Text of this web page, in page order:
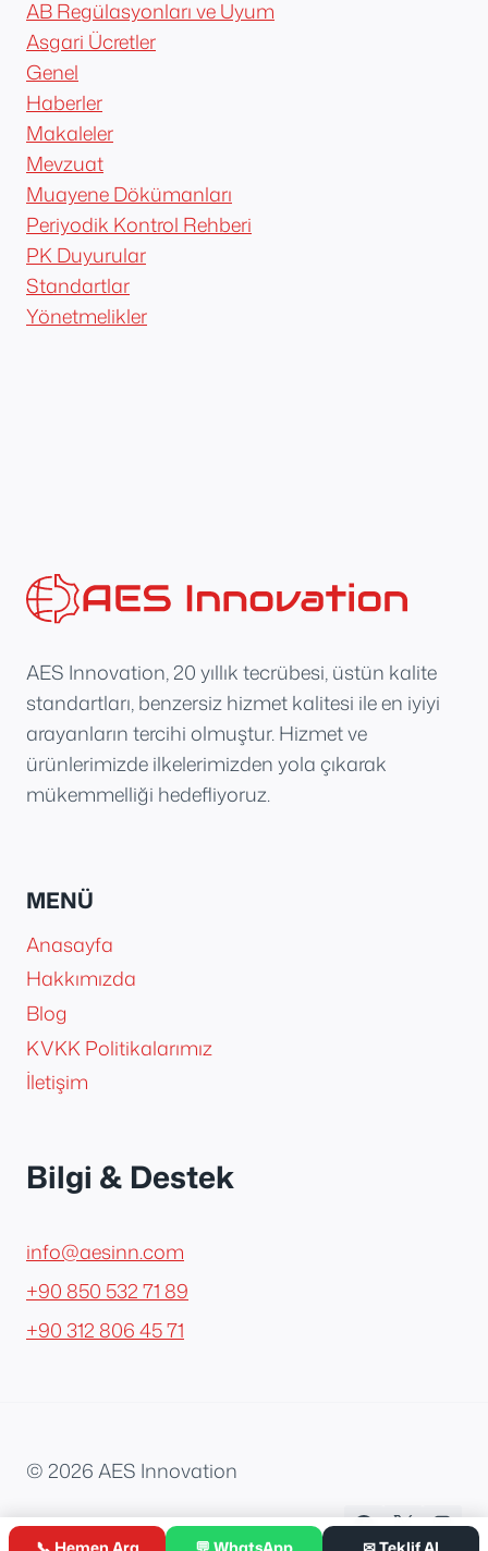
AB Regülasyonları ve Uyum
Asgari Ücretler
Genel
Haberler
Makaleler
Mevzuat
Muayene Dökümanları
Periyodik Kontrol Rehberi
PK Duyurular
Standartlar
Yönetmelikler
AES Innovation, 20 yıllık tecrübesi, üstün kalite
standartları, benzersiz hizmet kalitesi ile en iyiyi
arayanların tercihi olmuştur. Hizmet ve
ürünlerimizde ilkelerimizden yola çıkarak
mükemmelliği hedefliyoruz.
MENÜ
Anasayfa
Hakkımızda
Blog
KVKK Politikalarımız
İletişim
Bilgi & Destek
info@aesinn.com
+90 850 532 71 89
+90 312 806 45 71
© 2026 AES Innovation